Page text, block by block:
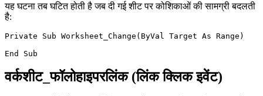
यह घटना तब घटित होती है जब दी गई शीट पर कोशिकाओं की सामग्री बदलती
है:
Private Sub Worksheet_Change(ByVal Target As Range)
वर्कशीट_फॉलोहाइपरलिंक (लिंक क्लिक इवेंट)